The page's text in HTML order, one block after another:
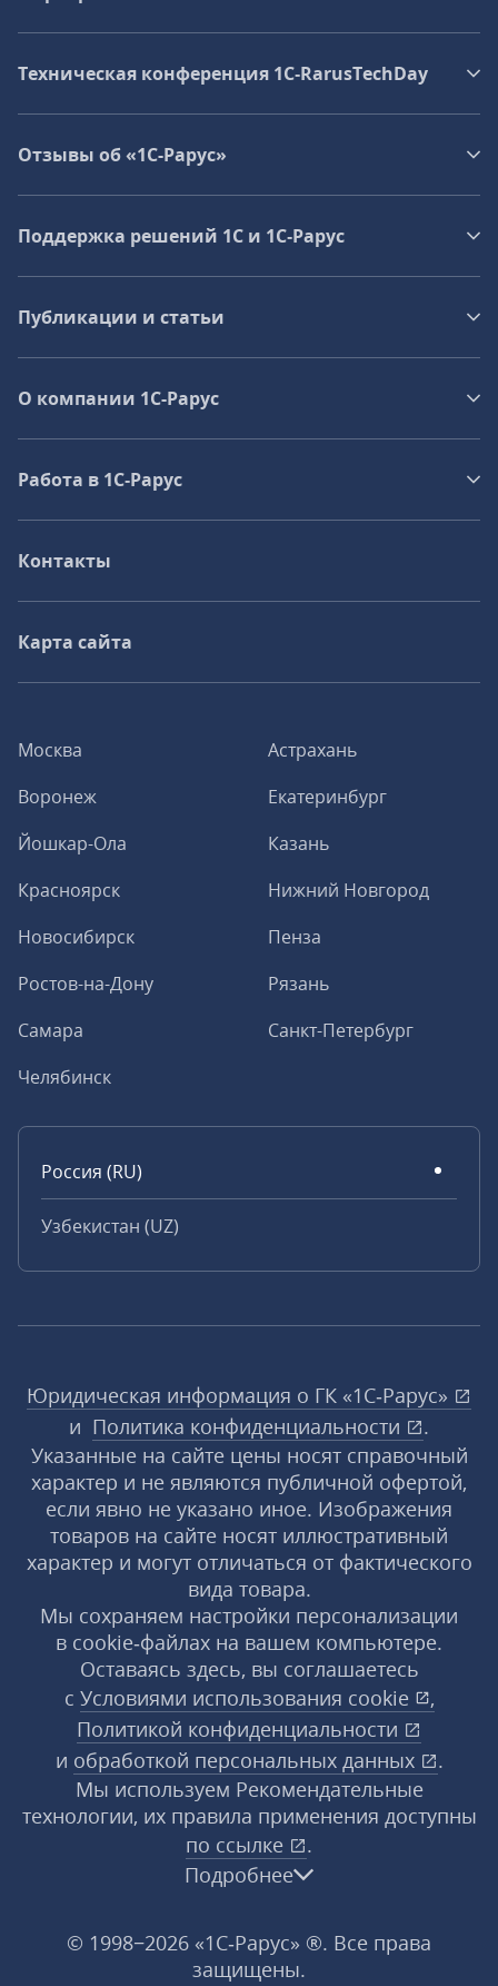
Москва
Астрахань
Воронеж
Екатеринбург
Йошкар-Ола
Казань
Красноярск
Нижний Новгород
Новосибирск
Пенза
Ростов-на-Дону
Рязань
Самара
Санкт-Петербург
Челябинск
Россия (RU)
Узбекистан (UZ)
Техническая конференция 1C‑RarusTechDay
Отзывы об «1С-Рарус»
Поддержка решений 1С и 1С‑Рарус
Публикации и статьи
О компании 1C-Рарус
Работа в 1С‑Рарус
Контакты
Карта сайта
Юридическая информация о ГК «1С‑Рарус»
и Политика конфиденциальности
.
Указанные на сайте цены носят справочный
характер и не являются публичной офертой,
если явно не указано иное. Изображения
товаров на сайте носят иллюстративный
характер и могут отличаться от фактического
вида товара.
Мы сохраняем настройки персонализации
в cookie‑файлах на вашем компьютере.
Оставаясь здесь, вы соглашаетесь
с Условиями использования cookie
,
Политикой конфиденциальности
и обработкой персональных данных
.
Мы используем Рекомендательные
технологии, их правила применения доступны
по ссылке
.
Подробнее
© 1998−2026 «1С‑Рарус» ®. Все права
защищены.